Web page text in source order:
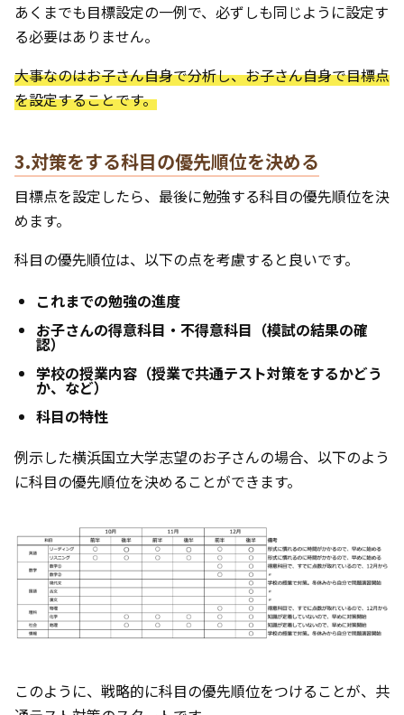
あくまでも目標設定の一例で、必ずしも同じように設定す
る必要はありません。
大事なのはお子さん自身で分析し、お子さん自身で目標点
を設定することです。
3.対策をする科目の優先順位を決める
目標点を設定したら、最後に勉強する科目の優先順位を決
めます。
科目の優先順位は、以下の点を考慮すると良いです。
これまでの勉強の進度
お子さんの得意科目・不得意科目（模試の結果の確
認）
学校の授業内容（授業で共通テスト対策をするかどう
か、など）
科目の特性
例示した横浜国立大学志望のお子さんの場合、以下のよう
に科目の優先順位を決めることができます。
このように、戦略的に科目の優先順位をつけることが、共